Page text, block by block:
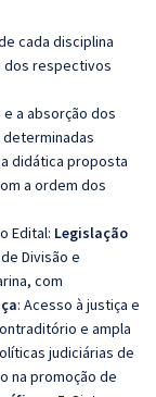
cada disciplina
dos respectivos
a absorção dos
didática proposta
a ordem dos
Edital: Legislação
Divisão e
com
: Acesso à justiça e
e ampla
judiciárias de
na promoção de